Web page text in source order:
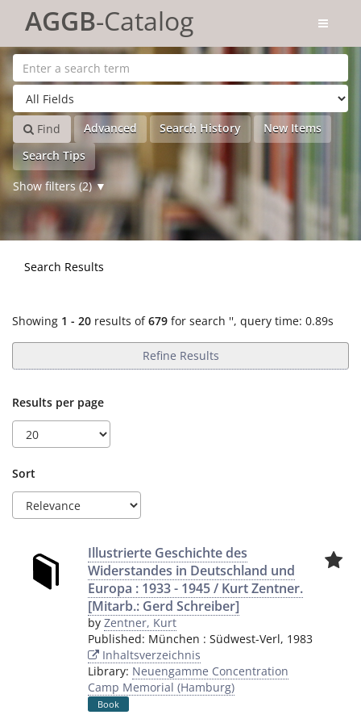
for search '
AGGB-Catalog
Find Advanced Search History
New Items
Search Tips
Show filters (2)
Search Results
Showing 1 - 20 results of679 for search '', query time: 0.89s
Refine Results
Results per page
Sort
Illustrierte Geschichte des
Widerstandes in Deutschland und
Europa : 1933 - 1945 / Kurt Zentner.
[Mitarb.: Gerd Schreiber]
by Zentner, Kurt
Published: München : Südwest-Verl, 1983
Inhaltsverzeichnis
Library: Neuengamme Concentration
Camp Memorial (Hamburg)
Book